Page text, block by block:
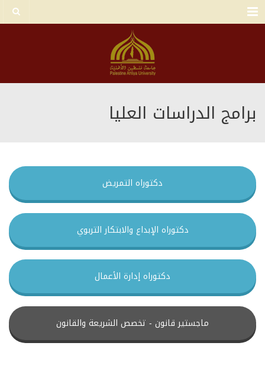
Menu
برامج الدراسات العليا
دكتوراه التمريض
دكتوراه الإبداع والابتكار التربوي
دكتوراه إدارة الأعمال
ماجستير قانون - تخصص الشريعة والقانون